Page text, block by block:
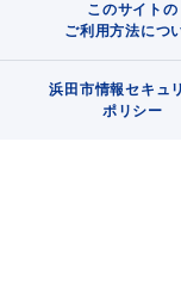
このサイトの
ご利用方法につ
浜田市情報セキュ
ポリシー